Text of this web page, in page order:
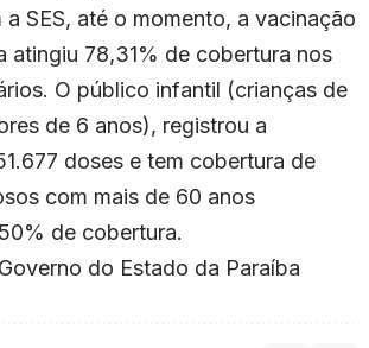
SES, até o momento, a vacinação
atingiu 78,31% de cobertura nos
O público infantil (crianças de
de 6 anos), registrou a
doses e tem cobertura de
com mais de 60 anos
de cobertura.
do Estado da Paraíba